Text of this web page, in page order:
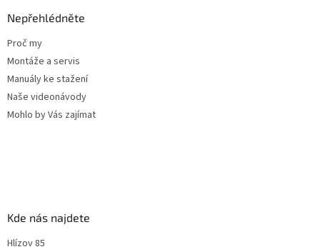
Nepřehlédněte
Proč my
Montáže a servis
Manuály ke stažení
Naše videonávody
Mohlo by Vás zajímat
Kde nás najdete
Hlízov 85